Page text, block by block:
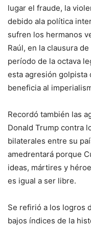
lugar el fraude, la
debido ala política
sufren los hermanos
Raúl, en la clausura
período de la octava
esta agresión golpista
beneficia al
Recordó también las
Donald Trump contra
bilaterales entre su
amedrentará porque
ideas, mártires y
es igual a ser libre.
Se refirió a los logros
bajos índices de la